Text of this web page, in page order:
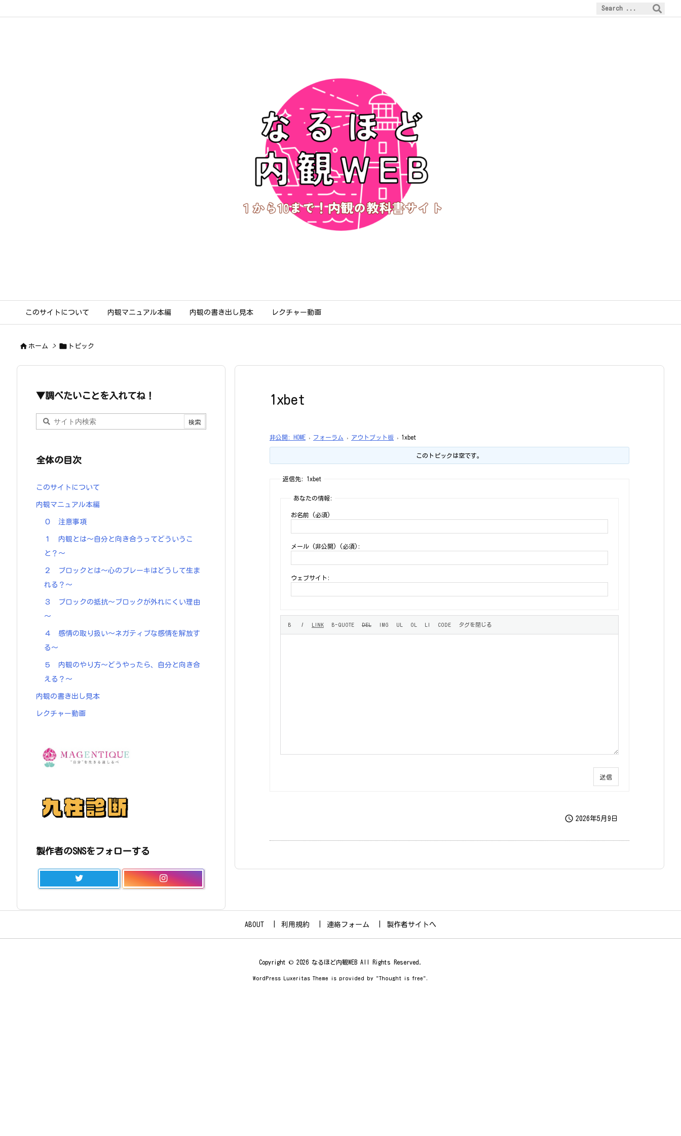
このサイトについて 内観マニュアル本編 内観の書き出し見本 レクチャー動画
 ホーム >  トピック
1xbet
非公開: HOME › フォーラム › アウトプット板 › 1xbet
このトピックは空です。
返信先: 1xbet
あなたの情報:
お名前 (必須)
メール (非公開) (必須):
ウェブサイト:
送信
 2026年5月9日
▼調べたいことを入れてね！
全体の目次
このサイトについて
内観マニュアル本編
０ 注意事項
１ 内観とは～自分と向き合うってどういうこ
と？～
２ ブロックとは～心のブレーキはどうして生ま
れる？～
３ ブロックの抵抗～ブロックが外れにくい理由
～
４ 感情の取り扱い～ネガティブな感情を解放す
る～
５ 内観のやり方～どうやったら、自分と向き合
える？～
内観の書き出し見本
レクチャー動画
製作者のSNSをフォローする
ABOUT 利用規約 連絡フォーム 製作者サイトへ
Copyright © 2026 なるほど内観WEB All Rights Reserved.
WordPress Luxeritas Theme is provided by "Thought is free".